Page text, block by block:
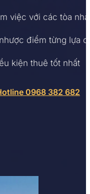
việc với các tòa nhà
điểm từng lựa
kiện thuê tốt nhất
0968 382 682